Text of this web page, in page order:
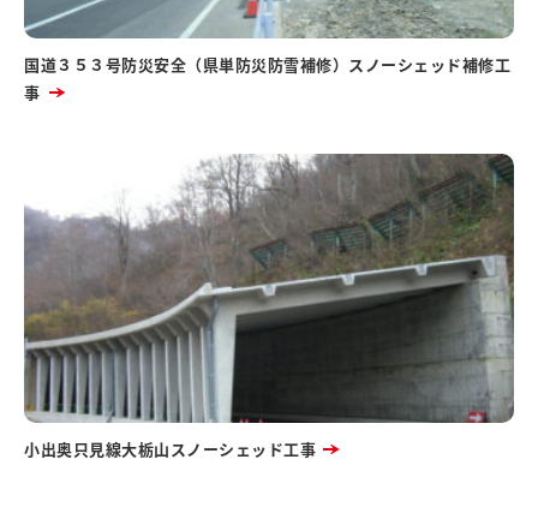
国道３５３号防災安全（県単防災防雪補修）スノーシェッド補修工
事
小出奥只見線大栃山スノーシェッド工事